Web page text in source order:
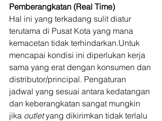
Pemberangkatan (Real Time)
Hal ini yang terkadang sulit diatur
terutama di Pusat Kota yang mana
kemacetan tidak terhindarkan.Untuk
mencapai kondisi ini diperlukan kerja
sama yang erat dengan konsumen dan
distributor/principal. Pengaturan
jadwal yang sesuai antara kedatangan
dan keberangkatan sangat mungkin
jika outlet yang dikirimkan tidak terlalu